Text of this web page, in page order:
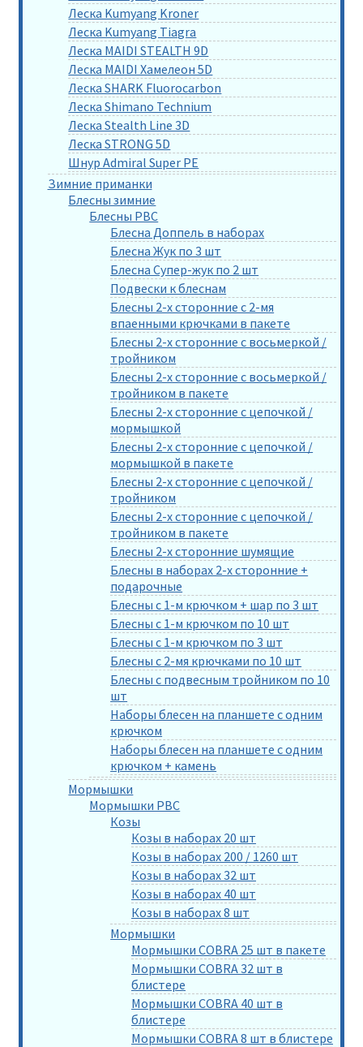
Леска Kumyang Kroner
Леска Kumyang Tiagra
Леска MAIDI STEALTH 9D
Леска MAIDI Хамелеон 5D
Леска SHARK Fluorocarbon
Леска Shimano Technium
Леска Stealth Line 3D
Леска STRONG 5D
Шнур Admiral Super PE
Зимние приманки
Блесны зимние
Блесны РВС
Блесна Доппель в наборах
Блесна Жук по 3 шт
Блесна Супер-жук по 2 шт
Подвески к блеснам
Блесны 2-х сторонние с 2-мя
впаенными крючками в пакете
Блесны 2-х сторонние с восьмеркой /
тройником
Блесны 2-х сторонние с восьмеркой /
тройником в пакете
Блесны 2-х сторонние с цепочкой /
мормышкой
Блесны 2-х сторонние с цепочкой /
мормышкой в пакете
Блесны 2-х сторонние с цепочкой /
тройником
Блесны 2-х сторонние с цепочкой /
тройником в пакете
Блесны 2-х сторонние шумящие
Блесны в наборах 2-х сторонние +
подарочные
Блесны с 1-м крючком + шар по 3 шт
Блесны с 1-м крючком по 10 шт
Блесны с 1-м крючком по 3 шт
Блесны с 2-мя крючками по 10 шт
Блесны с подвесным тройником по 10
шт
Наборы блесен на планшете с одним
крючком
Наборы блесен на планшете с одним
крючком + камень
Мормышки
Мормышки РВС
Козы
Козы в наборах 20 шт
Козы в наборах 200 / 1260 шт
Козы в наборах 32 шт
Козы в наборах 40 шт
Козы в наборах 8 шт
Мормышки
Мормышки COBRA 25 шт в пакете
Мормышки COBRA 32 шт в
блистере
Мормышки COBRA 40 шт в
блистере
Мормышки COBRA 8 шт в блистере